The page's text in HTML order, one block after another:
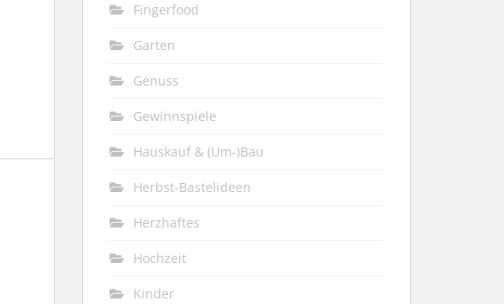
Fingerfood
Garten
Genuss
Gewinnspiele
Hauskauf & (Um-)Bau
Herbst-Bastelideen
Herzhaftes
Hochzeit
Kinder